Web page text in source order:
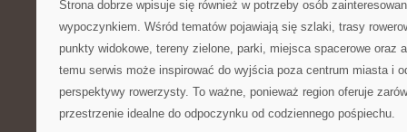
Strona dobrze wpisuje się również w potrzeby osób
wypoczynkiem. Wśród tematów pojawiają się szlaki, trasy
punkty widokowe, tereny zielone, parki, miejsca spacerowe oraz
temu serwis może inspirować do wyjścia poza centrum miasta i
perspektywy rowerzysty. To ważne, ponieważ region oferuje
przestrzenie idealne do odpoczynku od codziennego pośpiechu.